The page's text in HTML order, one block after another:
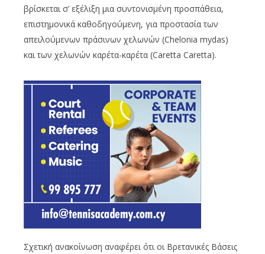
βρίσκεται σ’ εξέλιξη μια συντονισμένη προσπάθεια,
επιστημονικά καθοδηγούμενη, για προστασία των
απειλούμενων πράσινων χελωνών (Chelonia mydas)
και των χελωνών καρέτα-καρέτα (Caretta Caretta).
Σχετική ανακοίνωση αναφέρει ότι οι Βρετανικές Βάσεις